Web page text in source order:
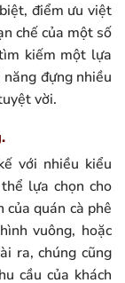
điểm ưu việt
chế của một số
kiếm một lựa
đựng nhiều
vời.
với nhiều kiểu
lựa chọn cho
quán cà phê
vuông, hoặc
ra, chúng cũng
cầu của khách